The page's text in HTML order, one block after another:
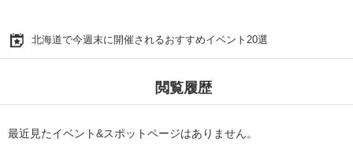
北海道で今週末に開催されるおすすめイベント20選
閲覧履歴
最近見たイベント&スポットページはありません。